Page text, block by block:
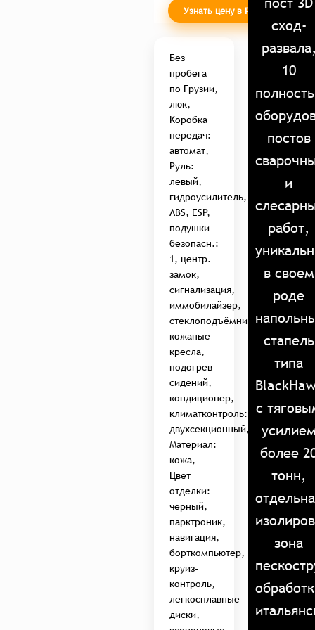
Узнать цену в России
Без
пробега
по Грузии,
люк,
Kоробка
передач:
автомат,
Руль:
левый,
гидроусилитель,
ABS, ESP,
подушки
безопасн.:
1, центр.
замок,
сигнализация,
иммобилайзер,
стеклоподъёмники,
кожаные
кресла,
подогрев
сидений,
кондиционер,
климатконтроль:
двухсекционный,
Материал:
кожа,
Цвет
отделки:
чёрный,
парктроник,
навигация,
борткомпьютер,
круиз-
контроль,
легкосплавные
диски,
сход-
10
постов
и
работ,
в своем
роде
стапель
типа
с
более
тонн,
зона